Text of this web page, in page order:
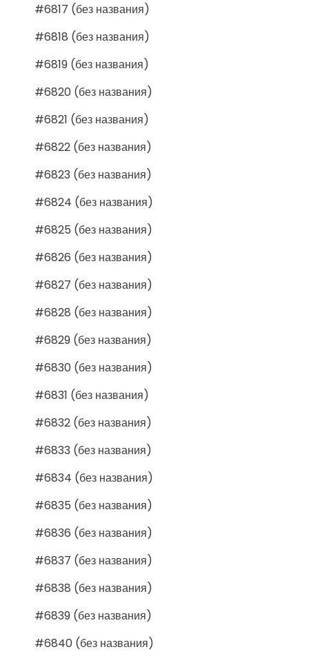
#6817 (без названия)
#6818 (без названия)
#6819 (без названия)
#6820 (без названия)
#6821 (без названия)
#6822 (без названия)
#6823 (без названия)
#6824 (без названия)
#6825 (без названия)
#6826 (без названия)
#6827 (без названия)
#6828 (без названия)
#6829 (без названия)
#6830 (без названия)
#6831 (без названия)
#6832 (без названия)
#6833 (без названия)
#6834 (без названия)
#6835 (без названия)
#6836 (без названия)
#6837 (без названия)
#6838 (без названия)
#6839 (без названия)
#6840 (без названия)